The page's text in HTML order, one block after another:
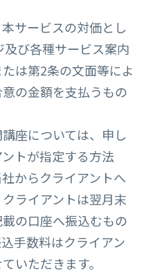
サービスの対価とし
及び各種サービス案内
は第2条の文面等によ
の金額を支払うもの
座については、申し
トが指定する方法
からクライアントへ
ライアントは翌月末
の口座へ振込むもの
手数料はクライアン
いただきます。